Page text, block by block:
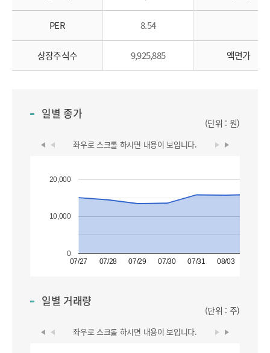
PER 8.54
상장주식수 9,925,885 액면가
일별 종가
(단위 : 원)
좌우로 스크롤 하시면 내용이 보입니다.
07/27 07/28 07/29 07/30 07/31 08/03
0
10,000
20,000
일별 거래량
(단위 : 주)
좌우로 스크롤 하시면 내용이 보입니다.